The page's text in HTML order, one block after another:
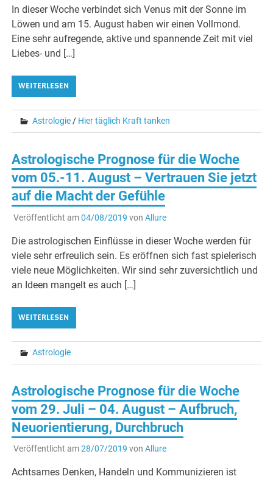
In dieser Woche verbindet sich Venus mit der Sonne im
Löwen und am 15. August haben wir einen Vollmond.
Eine sehr aufregende, aktive und spannende Zeit mit viel
Liebes- und […]
WEITERLESEN
Astrologie/ Hier täglich Kraft tanken
Astrologische Prognose für die Woche
vom 05.-11. August – Vertrauen Sie jetzt
auf die Macht der Gefühle
Veröffentlicht am04/08/2019 von Allure
Die astrologischen Einflüsse in dieser Woche werden für
viele sehr erfreulich sein. Es eröffnen sich fast spielerisch
viele neue Möglichkeiten. Wir sind sehr zuversichtlich und
an Ideen mangelt es auch […]
WEITERLESEN
Astrologie
Astrologische Prognose für die Woche
vom 29. Juli – 04. August – Aufbruch,
Neuorientierung, Durchbruch
Veröffentlicht am28/07/2019 von Allure
Achtsames Denken, Handeln und Kommunizieren ist